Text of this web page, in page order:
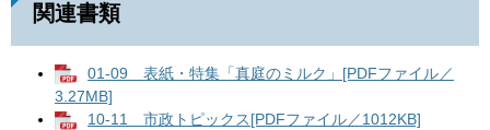
関連書類
01-09 表紙・特集「真庭のミルク」[PDFファイル／
3.27MB]
10-11 市政トピックス[PDFファイル／1012KB]